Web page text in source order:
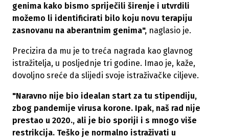
genima kako bismo spriječili širenje i utvrdili
možemo li identificirati bilo koju novu terapiju
zasnovanu na aberantnim genima", naglasio je.
Precizira da mu je to treća nagrada kao glavnog
istražitelja, u posljednje tri godine. Imao je, kaže,
dovoljno sreće da slijedi svoje istraživačke ciljeve.
"Naravno nije bio idealan start za tu stipendiju,
zbog pandemije virusa korone. Ipak, naš rad nije
prestao u 2020., ali je bio sporiji i s mnogo više
restrikcija. Teško je normalno istraživati u